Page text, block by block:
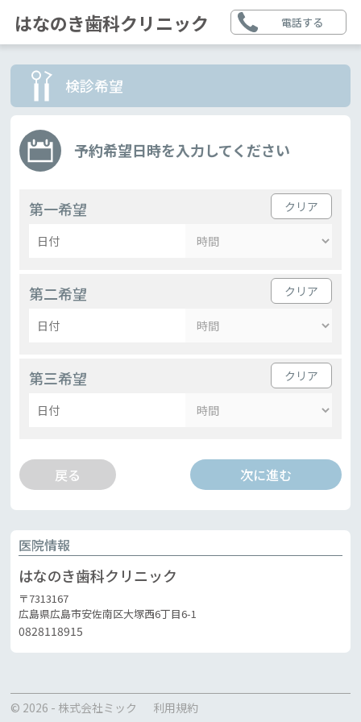
はなのき歯科クリニック 電話する
検診希望
予約希望日時を入力してください
第一希望
第二希望
第三希望
医院情報
はなのき歯科クリニック
〒7313167
広島県広島市安佐南区大塚西6丁目6-1
0828118915
© 2026 - 株式会社ミック 利用規約